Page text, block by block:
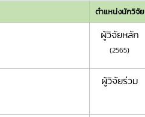
ตำแหน่งนักวิจัย
ผู้วิจัยหลัก
(2565)
ผู้วิจัยร่วม